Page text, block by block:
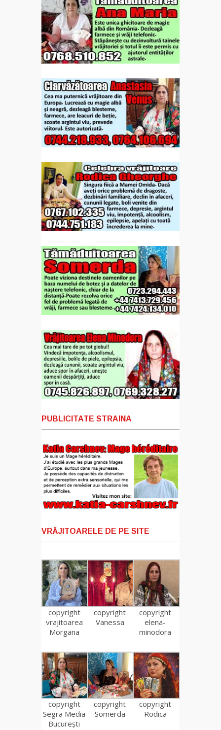
PUBLICITATE STRAINA
VRĂJITOARELE DE PE SITE
copyright
vrajitoarea
Morgana
copyright
Vanessa
copyright
elena-
minodora
copyright
Segra Media
București
copyright
Somerda
copyright
Rodica